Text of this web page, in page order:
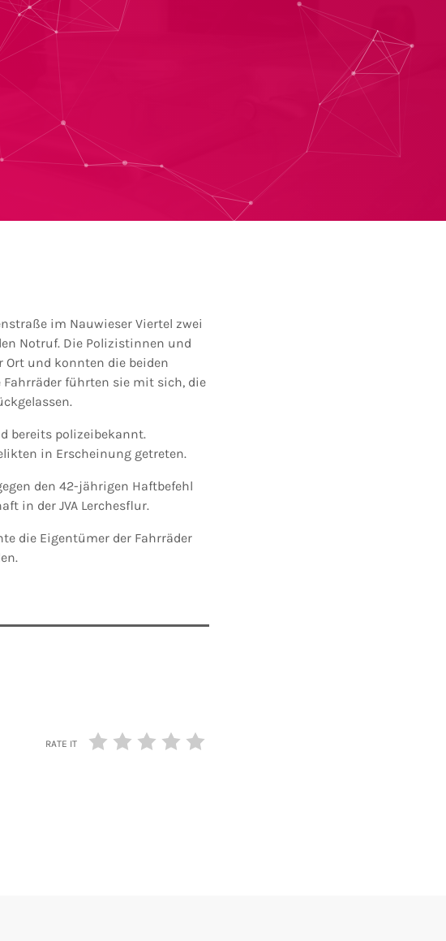
im Nauwieser Viertel zwei
Notruf. Die Polizistinnen und
und konnten die beiden
Fahrräder führten sie mit sich, die
bereits polizeibekannt.
in Erscheinung getreten.
den 42-jährigen Haftbefehl
in der JVA Lerchesflur.
die Eigentümer der Fahrräder
RATE IT